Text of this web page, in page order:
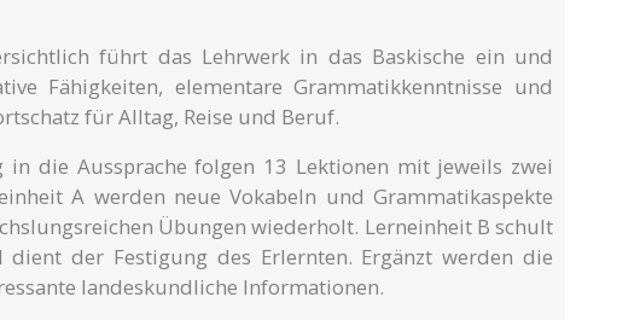
führt das Lehrwerk in das Baskische ein und
Fähigkeiten, elementare Grammatikkenntnisse und
für Alltag, Reise und Beruf.
in die Aussprache folgen 13 Lektionen mit jeweils zwei
A werden neue Vokabeln und Grammatikaspekte
Übungen wiederholt. Lerneinheit B schult
dient der Festigung des Erlernten. Ergänzt werden die
landeskundliche Informationen.